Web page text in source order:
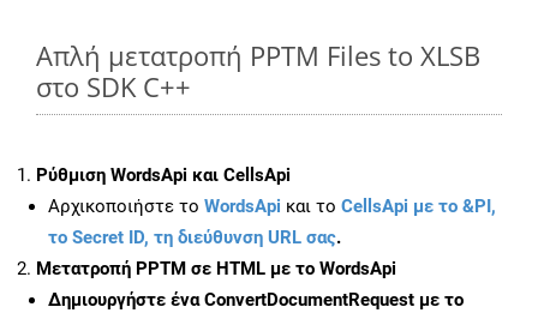
Απλή μετατροπή PPTM Files to XLSB
στο SDK C++
Ρύθμιση WordsApi και CellsApi
Αρχικοποιήστε το WordsApi και το CellsApi με το &PI,
το Secret ID, τη διεύθυνση URL σας.
Μετατροπή PPTM σε HTML με το WordsApi
Δημιουργήστε έναConvertDocumentRequest με το